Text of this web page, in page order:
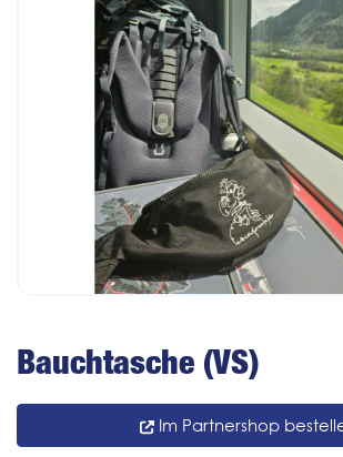
Bauchtasche (VS)
Im Partnershop